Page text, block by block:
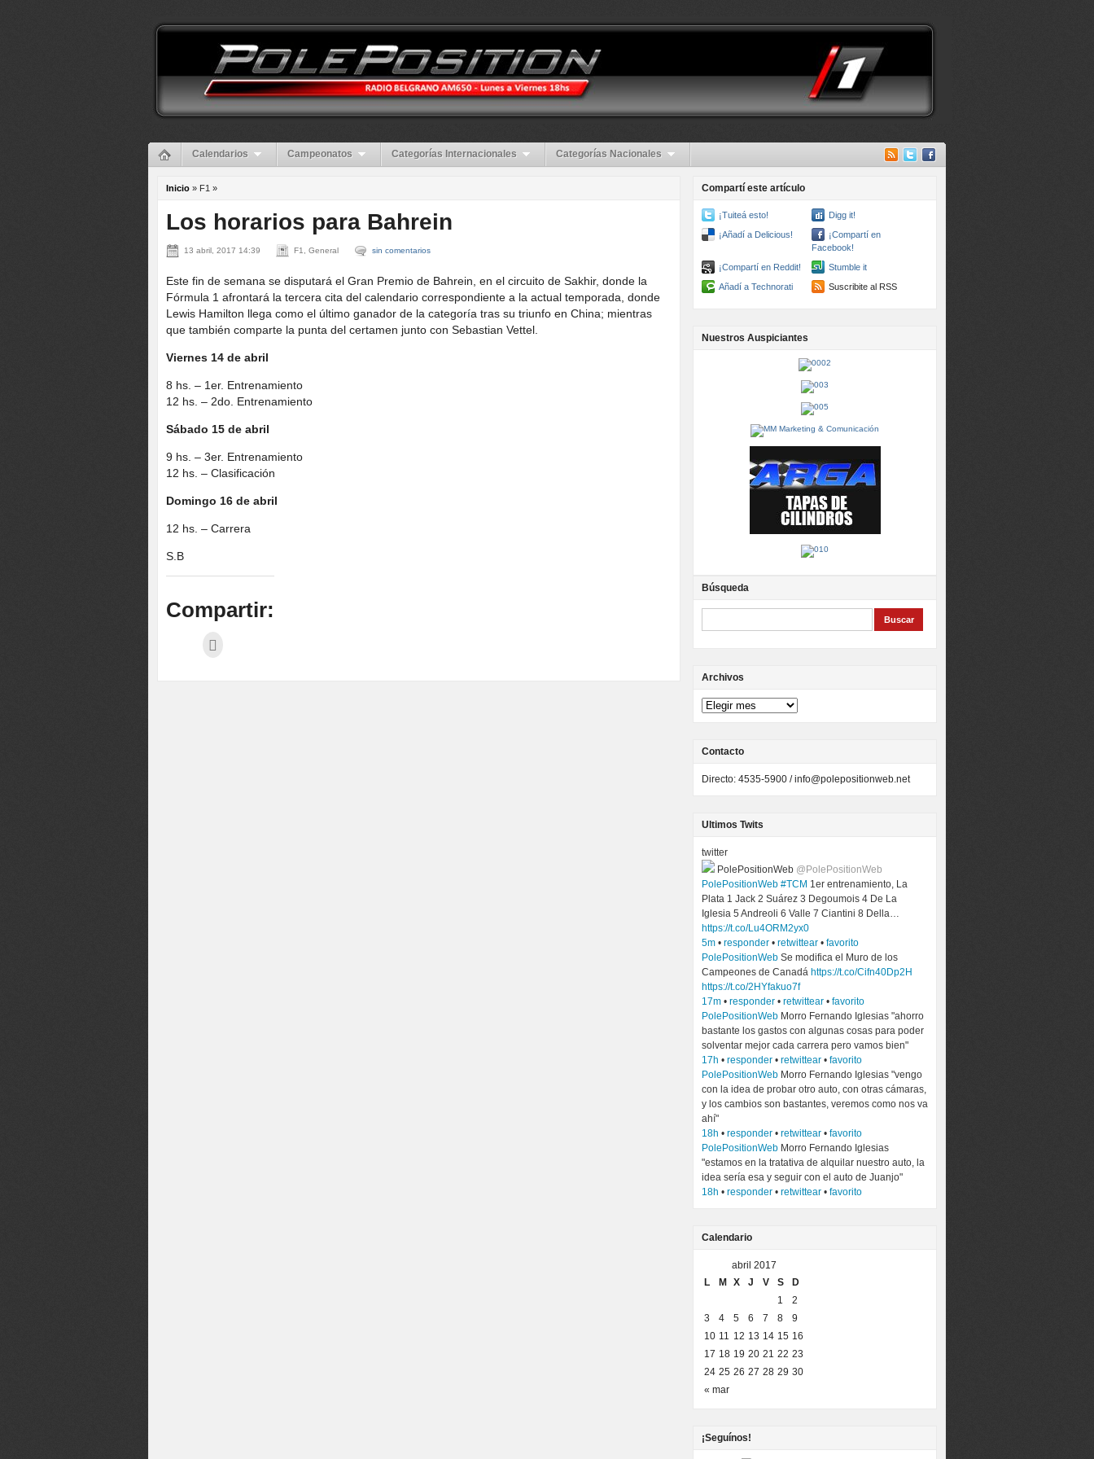
Calendarios Campeonatos Categorías Internacionales Categorías Nacionales
Inicio » F1 »
Los horarios para Bahrein
13 abril, 2017 14:39 F1, General sin comentarios
Este fin de semana se disputará el Gran Premio de Bahrein, en el circuito de Sakhir, donde la
Fórmula 1 afrontará la tercera cita del calendario correspondiente a la actual temporada, donde
Lewis Hamilton llega como el último ganador de la categoría tras su triunfo en China; mientras
que también comparte la punta del certamen junto con Sebastian Vettel.
Viernes 14 de abril
8 hs. – 1er. Entrenamiento
12 hs. – 2do. Entrenamiento
Sábado 15 de abril
9 hs. – 3er. Entrenamiento
12 hs. – Clasificación
Domingo 16 de abril
12 hs. – Carrera
S.B
Compartir:
Compartí este artículo
¡Tuiteá esto!
Digg it!
¡Añadí a Delicious!
¡Compartí en
Facebook!
¡Compartí en Reddit!
Stumble it
Añadí a Technorati
Suscribite al RSS
Nuestros Auspiciantes
Búsqueda
Archivos
Contacto
Directo: 4535-5900 /info@polepositionweb.net
Ultimos Twits
twitter
PolePositionWeb @PolePositionWeb
PolePositionWeb #TCM 1er entrenamiento, La
Plata 1 Jack 2 Suárez 3 Degoumois 4 De La
Iglesia 5 Andreoli 6 Valle 7 Ciantini 8 Della…
https://t.co/Lu4ORM2yx0
5m • responder • retwittear • favorito
PolePositionWeb Se modifica el Muro de los
Campeones de Canadá https://t.co/Cifn40Dp2H
https://t.co/2HYfakuo7f
17m • responder • retwittear • favorito
PolePositionWeb Morro Fernando Iglesias "ahorro
bastante los gastos con algunas cosas para poder
solventar mejor cada carrera pero vamos bien"
17h • responder • retwittear • favorito
PolePositionWeb Morro Fernando Iglesias "vengo
con la idea de probar otro auto, con otras cámaras,
y los cambios son bastantes, veremos como nos va
ahí"
18h • responder • retwittear • favorito
PolePositionWeb Morro Fernando Iglesias
"estamos en la tratativa de alquilar nuestro auto, la
idea sería esa y seguir con el auto de Juanjo"
18h • responder • retwittear • favorito
Calendario
abril 2017
L
M X J V S D
« mar
1
2
3
4 5 6 7 8
9
10 11 12 13 14 15 16
17 18 19 20 21 22 23
24 25 26 27 28 29 30
¡Seguínos!